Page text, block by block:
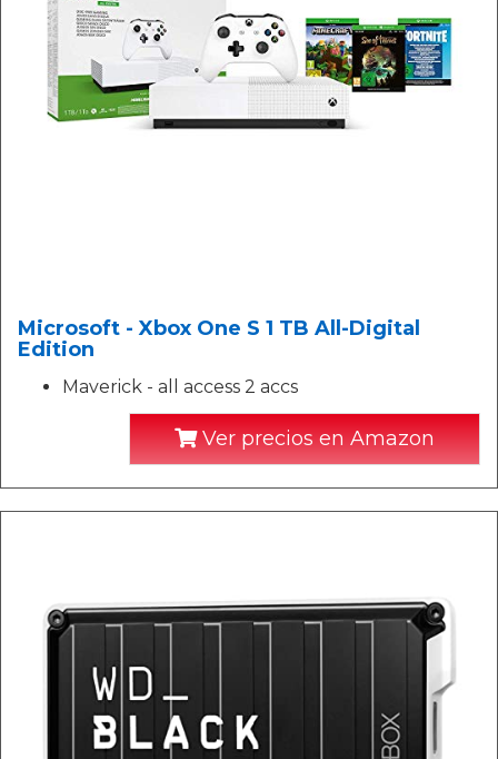
Microsoft - Xbox One S 1 TB All-Digital
Edition
Maverick - all access 2 accs
Ver precios en Amazon